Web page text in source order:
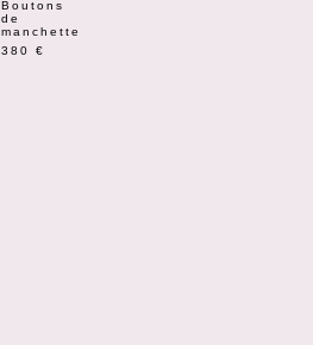
Boutons
de
manchette
380 €